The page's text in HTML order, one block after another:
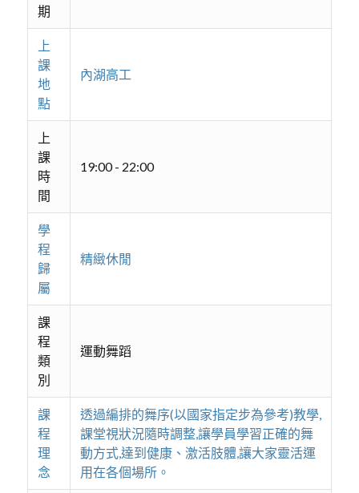
期
上
課
地
點
內湖高工
上
課
時
間
19:00 - 22:00
學
程
歸
屬
精緻休閒
課
程
類
別
運動舞蹈
課
程
理
念
透過編排的舞序(以國家指定步為參考)教學,
課堂視狀況隨時調整,讓學員學習正確的舞
動方式,達到健康、激活肢體,讓大家靈活運
用在各個場所。